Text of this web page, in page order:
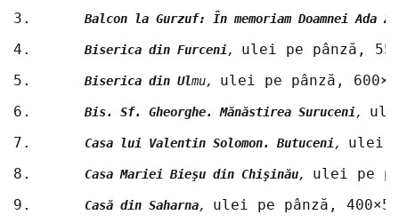
Balcon la Gurzuf: În memoriam Doamnei Ada
Biserica din Furceni, ulei pe pânză,
Biserica din Ulmu, ulei pe pânză,
Bis. Sf. Gheorghe. Mănăstirea Suruceni,
Casa lui Valentin Solomon. Butuceni, ulei
Casa Mariei Bieşu din Chişinău, ulei pe
Casă din Saharna, ulei pe pânză,